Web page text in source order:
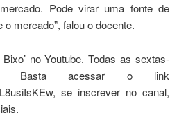
Pode virar uma fonte de
mercado”, falou o docente.
no Youtube. Todas as sextas-
Basta acessar o link
se inscrever no canal,